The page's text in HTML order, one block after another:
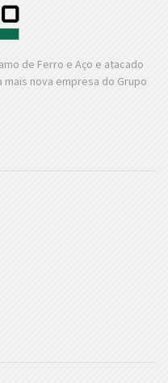
de Ferro e Aço e atacado
nova empresa do Grupo